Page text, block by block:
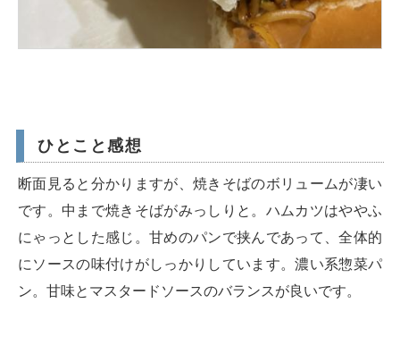
ひとこと感想
断面見ると分かりますが、焼きそばのボリュームが凄い
です。中まで焼きそばがみっしりと。ハムカツはややふ
にゃっとした感じ。甘めのパンで挟んであって、全体的
にソースの味付けがしっかりしています。濃い系惣菜パ
ン。甘味とマスタードソースのバランスが良いです。